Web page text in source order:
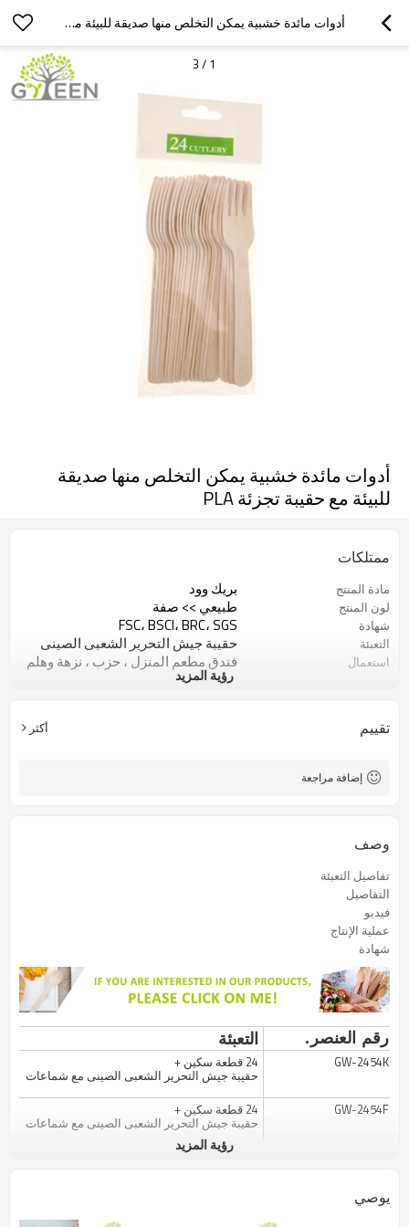
أدوات مائدة خشبية يمكن التخلص منها صديقة للبيئة مع حقيبة تجزئة PLA
1
/
3
أدوات مائدة خشبية يمكن التخلص منها صديقة
للبيئة مع حقيبة تجزئة PLA
ممتلكات
مادة المنتج بريك وود
لون المنتج طبيعي >> صفة
شهادة FSC، BSCI، BRC، SGS
التعبئة حقيبة جيش التحرير الشعبى الصينى
استعمال
فندق مطعم المنزل ، حزب ، نزهة وهلم
جرا
رؤية المزيد
تقييم أكثر
إضافة مراجعة
وصف
تفاصيل التعبئة
التفاصيل
فيديو
عملية الإنتاج
شهادة
رقم العنصر. التعبئة
GW-2454K 24 قطعة سكين +
حقيبة جيش التحرير الشعبى الصينى مع شماعات
GW-2454F
24 قطعة سكين +
حقيبة جيش التحرير الشعبى الصينى مع شماعات
GW-2454SO
حقيبة جيش التحرير الشعبى الصينى مع
رؤية المزيد
يوصي